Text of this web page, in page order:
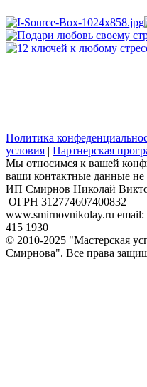
Политика
условия | Партнерская
Мы относимся к вашей
ваши контактные данные не
​ИП Смирнов Николай
ОГРН 312774607400832
www.smirnovnikolay.ru
415 1930
© 2010-2025 "Мастерская
Смирнова". Все права